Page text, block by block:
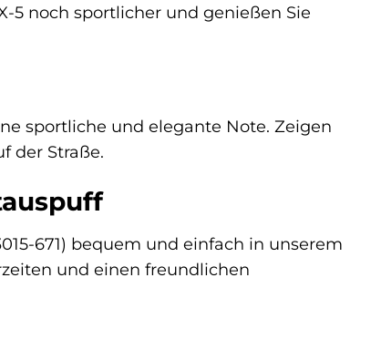
5 noch sportlicher und genießen Sie
sportliche und elegante Note. Zeigen
der Straße.
671) bequem und einfach in unserem
und einen freundlichen